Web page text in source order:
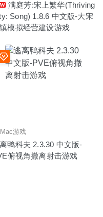
满庭芳:宋上繁华(Thriving
Song) 1.8.6 中文版-大宋
模拟经营建设游戏
Mac游戏
鸭科夫 2.3.30 中文版-
俯视角撤离射击游戏